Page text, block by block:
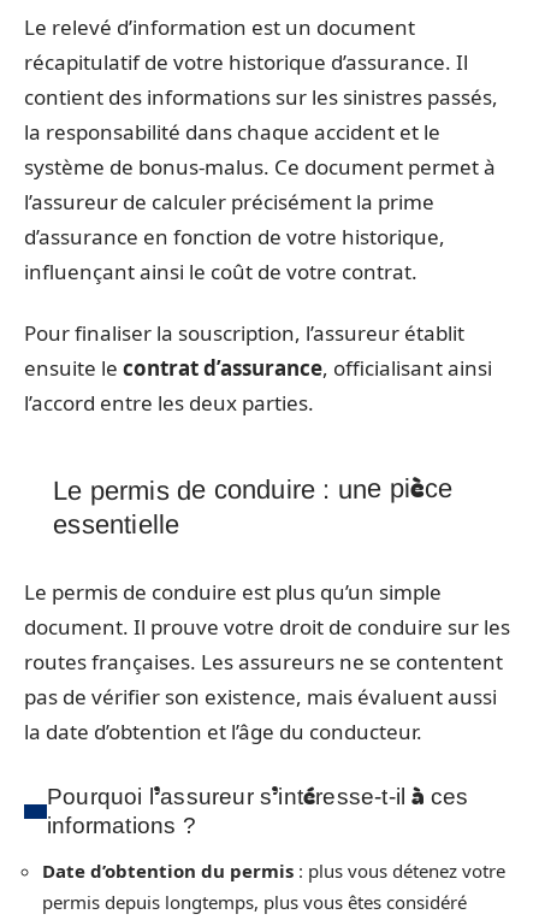
Le relevé d’information est un document
récapitulatif de votre historique d’assurance. Il
contient des informations sur les sinistres passés,
la responsabilité dans chaque accident et le
système de bonus-malus. Ce document permet à
l’assureur de calculer précisément la prime
d’assurance en fonction de votre historique,
influençant ainsi le coût de votre contrat.
Pour finaliser la souscription, l’assureur établit
ensuite le contrat d’assurance, officialisant ainsi
l’accord entre les deux parties.
Le permis de conduire : une pièce
essentielle
Le permis de conduire est plus qu’un simple
document. Il prouve votre droit de conduire sur les
routes françaises. Les assureurs ne se contentent
pas de vérifier son existence, mais évaluent aussi
la date d’obtention et l’âge du conducteur.
Pourquoi l’assureur s’intéresse-t-il à ces
informations ?
Date d’obtention du permis : plus vous détenez votre
permis depuis longtemps, plus vous êtes considéré